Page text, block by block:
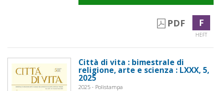
PDF F
HEFT
Città di vita : bimestrale di
religione, arte e scienza : LXXX, 5,
2025
2025 - Polistampa